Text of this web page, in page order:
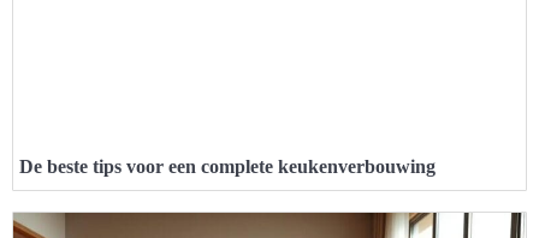
De beste tips voor een complete keukenverbouwing